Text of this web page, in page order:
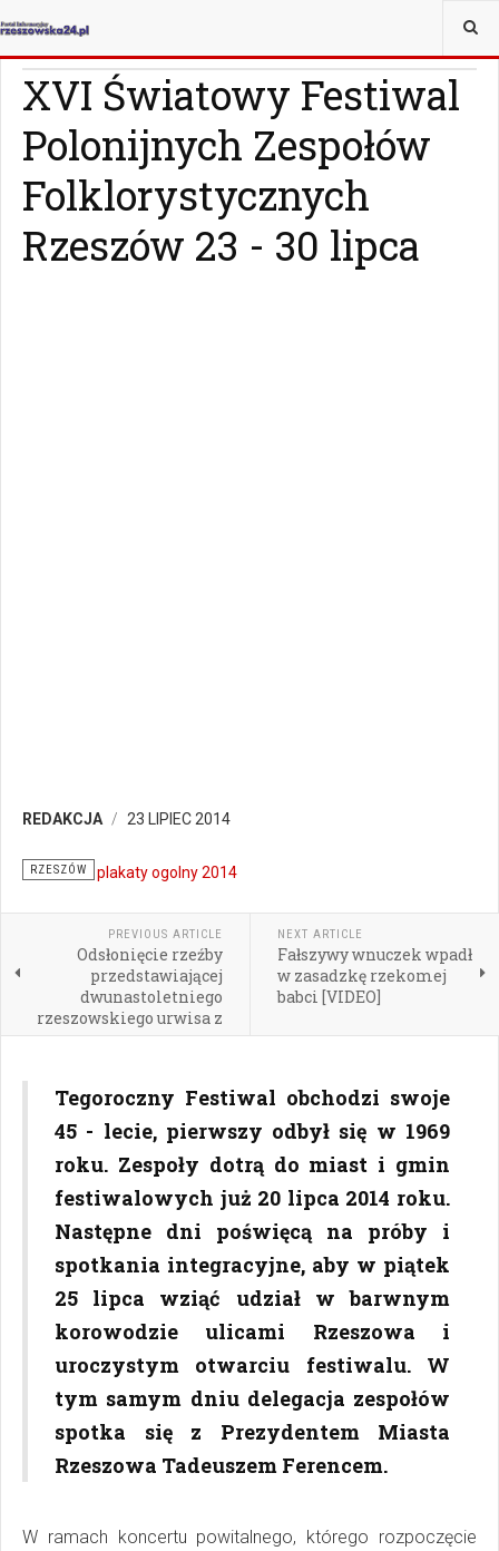
JESTEŚ TUTAJ:
XVI Światowy Festiwal
Polonijnych Zespołów
Folklorystycznych
Rzeszów 23 - 30 lipca
REDAKCJA 23 LIPIEC 2014
RZESZÓW
PREVIOUS ARTICLE
Odsłonięcie rzeźby
przedstawiającej
dwunastoletniego
rzeszowskiego urwisa z
procą
NEXT ARTICLE
Fałszywy wnuczek wpadł
w zasadzkę rzekomej
babci [VIDEO]
Tegoroczny Festiwal obchodzi swoje
45 - lecie, pierwszy odbył się w 1969
roku. Zespoły dotrą do miast i gmin
festiwalowych już 20 lipca 2014 roku.
Następne dni poświęcą na próby i
spotkania integracyjne, aby w piątek
25 lipca wziąć udział w barwnym
korowodzie ulicami Rzeszowa i
uroczystym otwarciu festiwalu. W
tym samym dniu delegacja zespołów
spotka się z Prezydentem Miasta
Rzeszowa Tadeuszem Ferencem.
W ramach koncertu powitalnego, którego rozpoczęcie